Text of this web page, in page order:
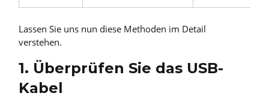
Lassen Sie uns nun diese Methoden im Detail
verstehen.
1. Überprüfen Sie das USB-
Kabel